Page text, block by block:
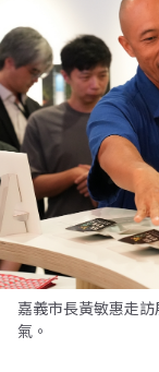
嘉義市長黃敏惠走
氣。